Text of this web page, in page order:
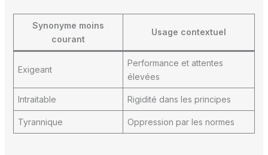
Synonyme moins
courant
Usage contextuel
Exigeant
Performance et attentes
élevées
Intraitable Rigidité dans les principes
Tyrannique Oppression par les normes